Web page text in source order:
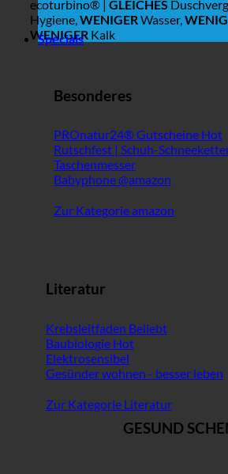
ecoturbino® | GLEICHES
Hygiene,WENIGERWasser,
WENIGER Kalk
Specials
Besonderes
PROnatur24® Gutscheine
Rutschfest | Schuh-
Taschenmesser
Babyphone @amazon
Zur Kategorie amazon
Literatur
Krebsleitfaden
Baubiologie
Elektrosensibel
Gesünder wohnen - besser leben
Zur Kategorie Literatur
GESUND